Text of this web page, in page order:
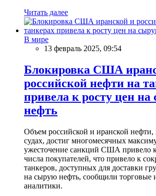
Читать далее
В мире
13 февраль 2025, 09:54
Блокировка США
российской нефти на
привела к росту цен
нефть
Объем российской и иранской нефти,
судах, достиг многомесячных
ужесточение санкций США привело
числа покупателей, что привело к
танкеров, доступных для доставки
на сырую нефть, сообщили торговые
аналитики.